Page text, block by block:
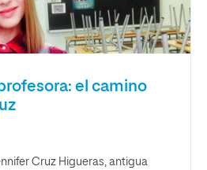
el camino
Cruz Higueras, antigua